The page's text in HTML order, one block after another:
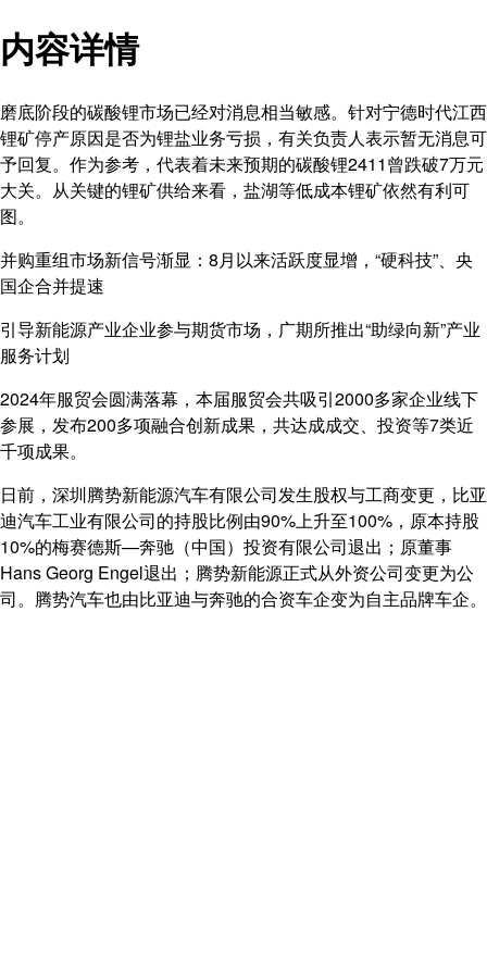
内容详情
磨底阶段的碳酸锂市场已经对消息相当敏感。针对宁德时代江西
锂矿停产原因是否为锂盐业务亏损，有关负责人表示暂无消息可
予回复。作为参考，代表着未来预期的碳酸锂2411曾跌破7万元
大关。从关键的锂矿供给来看，盐湖等低成本锂矿依然有利可
图。
并购重组市场新信号渐显：8月以来活跃度显增，“硬科技”、央
国企合并提速
引导新能源产业企业参与期货市场，广期所推出“助绿向新”产业
服务计划
2024年服贸会圆满落幕，本届服贸会共吸引2000多家企业线下
参展，发布200多项融合创新成果，共达成成交、投资等7类近
千项成果。
日前，深圳腾势新能源汽车有限公司发生股权与工商变更，比亚
迪汽车工业有限公司的持股比例由90%上升至100%，原本持股
10%的梅赛德斯—奔驰（中国）投资有限公司退出；原董事
Hans Georg Engel退出；腾势新能源正式从外资公司变更为公
司。腾势汽车也由比亚迪与奔驰的合资车企变为自主品牌车企。